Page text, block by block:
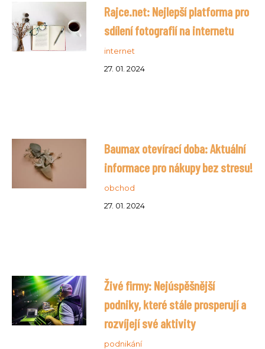
Rajce.net: Nejlepší platforma pro
sdílení fotografií na internetu
internet
27. 01. 2024
Baumax otevírací doba: Aktuální
informace pro nákupy bez stresu!
obchod
27. 01. 2024
Živé firmy: Nejúspěšnější
podniky, které stále prosperují a
rozvíjejí své aktivity
podnikání